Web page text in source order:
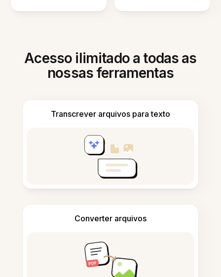
Acesso ilimitado a todas as
nossas ferramentas
Transcrever arquivos para texto
Converter arquivos